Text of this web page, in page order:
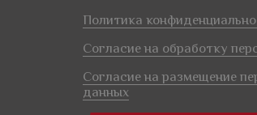
Политика
Согласие на обработку
Согласие на размещение
данных